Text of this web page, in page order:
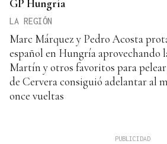
GP Hungría
LA REGIÓN
Marc Márquez y Pedro Acosta
español en Hungría aprovechando
Martín y otros favoritos para
de Cervera consiguió adelantar al
once vueltas